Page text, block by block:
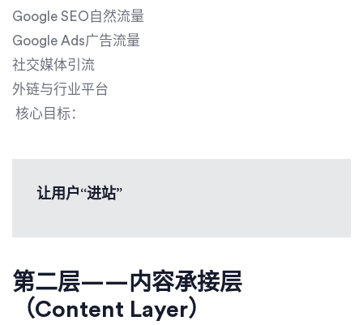
Google SEO自然流量
Google Ads广告流量
社交媒体引流
外链与行业平台
核心目标：
让用户“进站”
第二层——内容承接层
（Content Layer）